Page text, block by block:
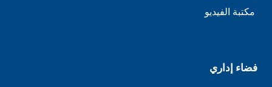
مكتبة الفيديو
فضاء إداري